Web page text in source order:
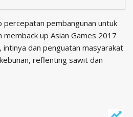
percepatan pembangunan untuk
memback up Asian Games 2017
dan penguatan masyarakat
reflenting sawit dan